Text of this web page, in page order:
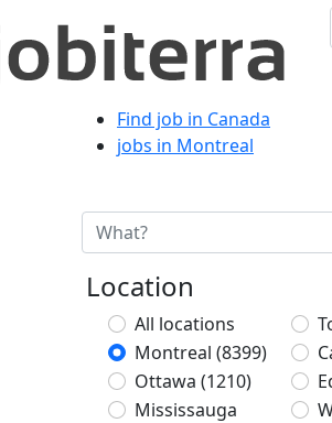
Find job in Canada
jobs in Montreal
Location
All locations
Montreal (8399)
Ottawa (1210)
Mississauga